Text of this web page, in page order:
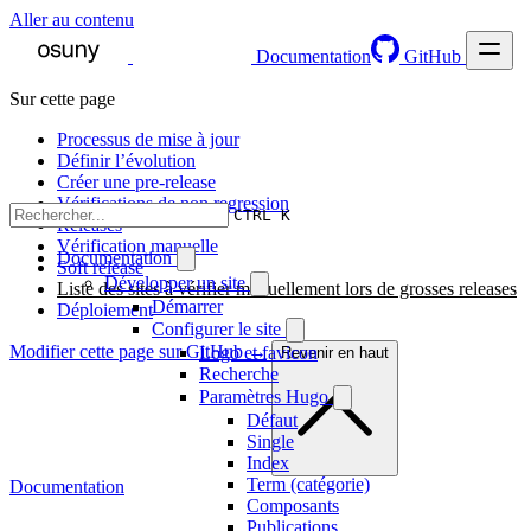
Aller au contenu
Documentation
GitHub
CTRL K
Documentation
Développer un site
Démarrer
Configurer le site
Logo et favicon
Recherche
Paramètres Hugo
Défaut
Single
Index
Term (catégorie)
Composants
Publications
Sur cette page
Processus de mise à jour
Définir l’évolution
Créer une pre-release
Vérifications de non regression
Releases
Vérification manuelle
Soft release
Liste des sites à vérifier manuellement lors de grosses releases
Déploiement
Modifier cette page sur GitHub → Revenir en haut
Documentation